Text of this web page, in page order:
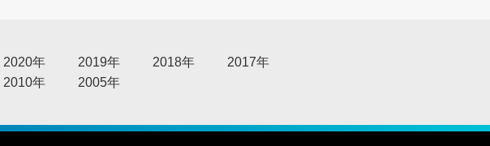
2020年 2019年 2018年
2017年
2010年 2005年